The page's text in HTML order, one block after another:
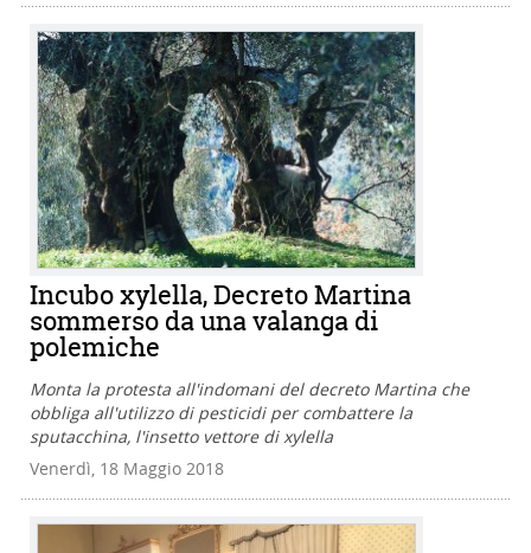
Incubo xylella, Decreto Martina
sommerso da una valanga di
polemiche
Monta la protesta all'indomani del decreto Martina che
obbliga all'utilizzo di pesticidi per combattere la
sputacchina, l'insetto vettore di xylella
Venerdì, 18 Maggio 2018